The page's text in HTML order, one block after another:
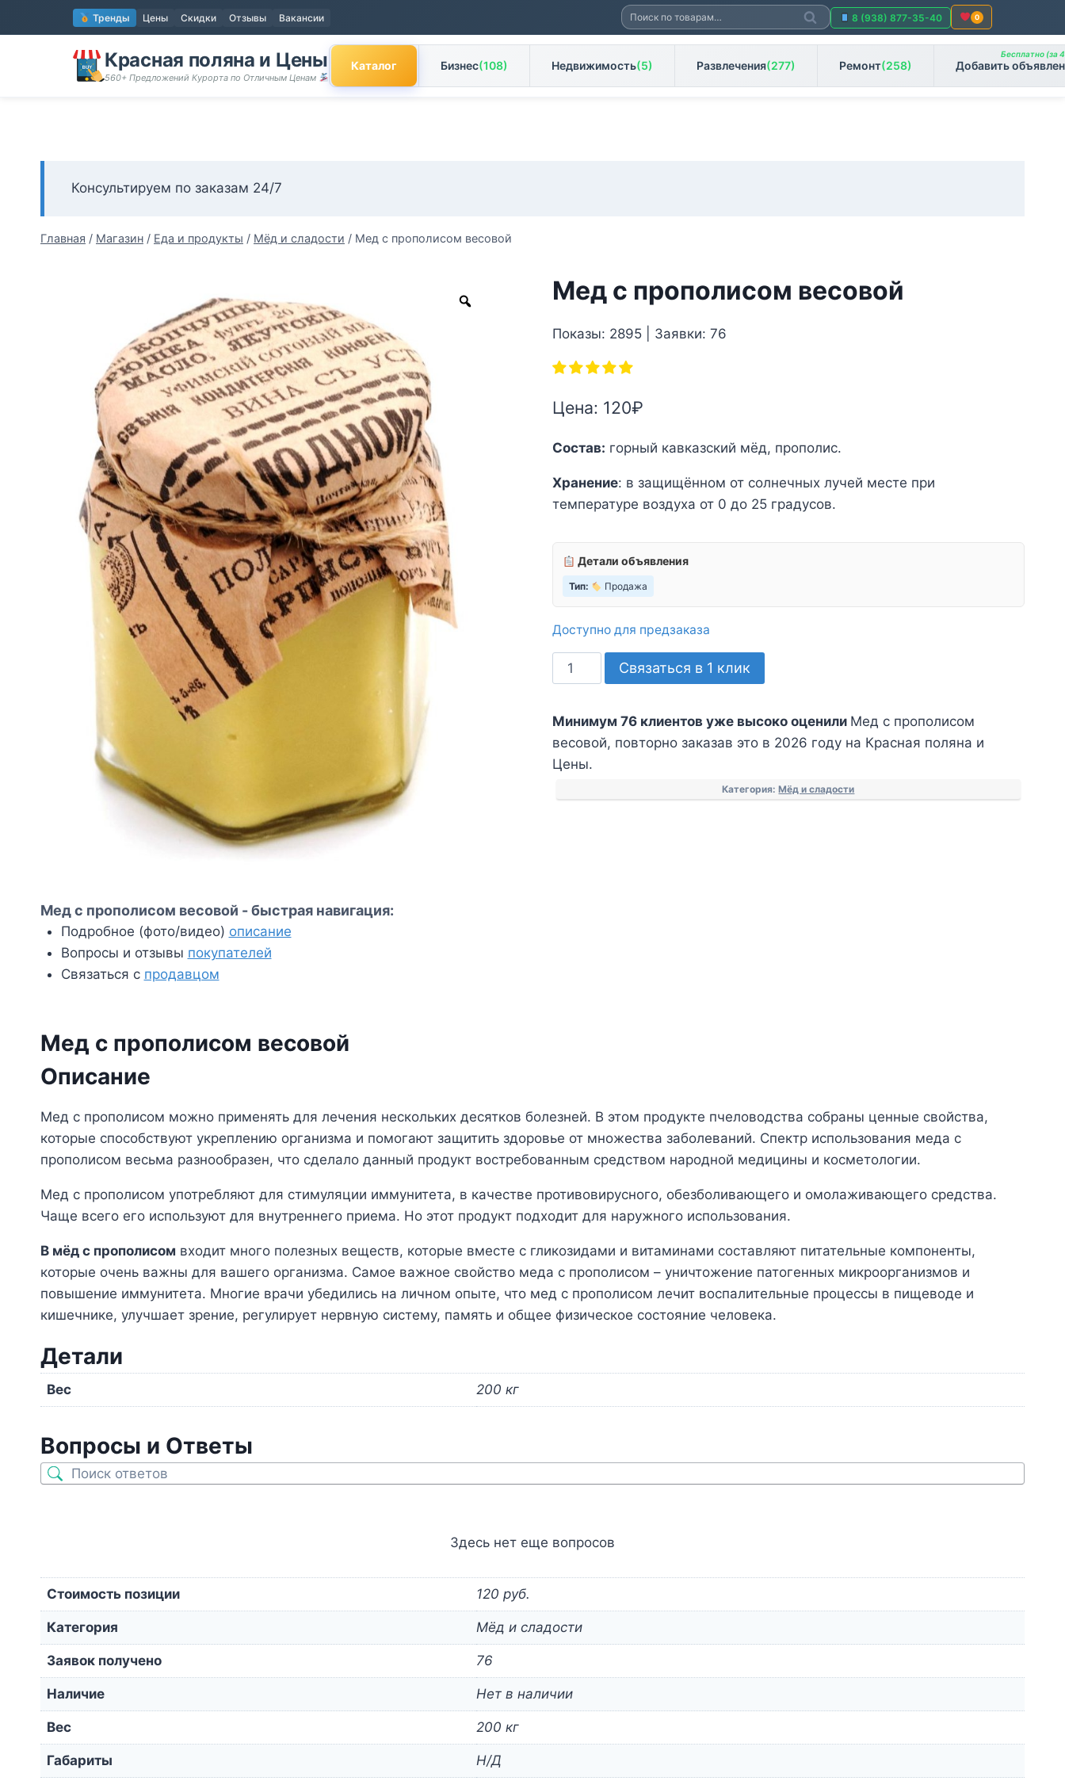
к
содержимому
Тренды Цены Скидки Отзывы Вакансии Искать:
Поиск
8 (938) 877-35-40 0
Красная поляна и Цены
560+ Предложений Курорта по Отличным Ценам
Каталог Бизнес(108) Недвижимость(5) Развлечения(277) Ремонт(258) Добавить
Бесплатно (за
Консультируем по заказам 24/7
Главная / Магазин / Еда и продукты / Мёд и сладости / Мед с прополисом весовой
Мед с прополисом весовой
Показы: 2895 | Заявки: 76
Цена: 120₽
Состав: горный кавказский мёд, прополис.
Хранение: в защищённом от солнечных лучей месте при
температуре воздуха от 0 до 25 градусов.
Детали объявления
Тип: Продажа
Доступно для предзаказа
Количество
товара
с
прополисом
весовой
Связаться в 1 клик
Минимум 76 клиентов уже высоко оценили Мед с прополисом
весовой, повторно заказав это в 2026 году на Красная поляна и
Цены.
Категория:Мёд и сладости
Мед с прополисом весовой - быстрая навигация:
Подробное (фото/видео) описание
Вопросы и отзывы покупателей
Связаться с продавцом
Мед с прополисом весовой
Описание
Мед с прополисом можно применять для лечения нескольких десятков болезней. В этом продукте пчеловодства собраны ценные свойства,
которые способствуют укреплению организма и помогают защитить здоровье от множества заболеваний. Спектр использования меда с
прополисом весьма разнообразен, что сделало данный продукт востребованным средством народной медицины и косметологии.
Мед с прополисом употребляют для стимуляции иммунитета, в качестве противовирусного, обезболивающего и омолаживающего средства.
Чаще всего его используют для внутреннего приема. Но этот продукт подходит для наружного использования.
В мёд с прополисом входит много полезных веществ, которые вместе с гликозидами и витаминами составляют питательные компоненты,
которые очень важны для вашего организма. Самое важное свойство меда с прополисом – уничтожение патогенных микроорганизмов и
повышение иммунитета. Многие врачи убедились на личном опыте, что мед с прополисом лечит воспалительные процессы в пищеводе и
кишечнике, улучшает зрение, регулирует нервную систему, память и общее физическое состояние человека.
Детали
Вес 200 кг
Вопросы и Ответы
Здесь нет еще вопросов
Стоимость позиции 120 руб.
Категория Мёд и сладости
Заявок получено 76
Наличие Нет в наличии
Вес 200 кг
Габариты Н/Д